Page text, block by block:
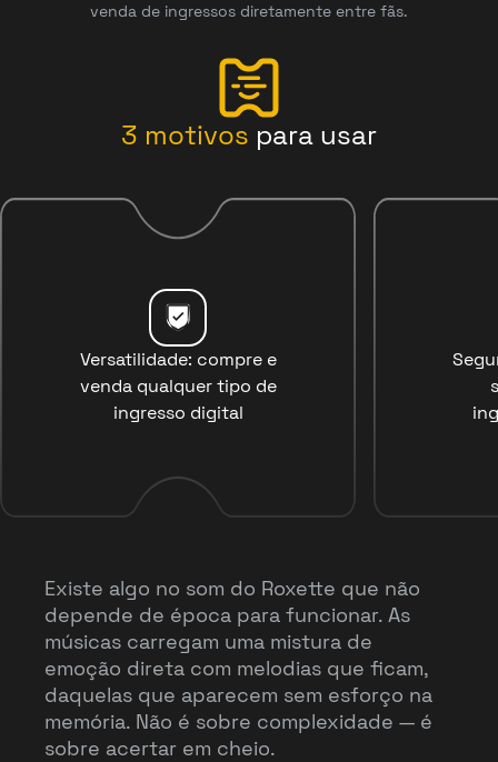
venda de ingressos diretamente entre fãs.
3 motivos para usar
Versatilidade: compre e
venda qualquer tipo de
ingresso digital
Existe algo no som do Roxette que não
depende de época para funcionar. As
músicas carregam uma mistura de
emoção direta com melodias que ficam,
daquelas que aparecem sem esforço na
memória. Não é sobre complexidade — é
sobre acertar em cheio.